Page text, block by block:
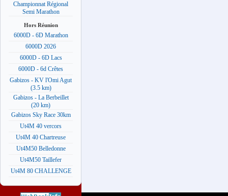
Championnat Régional
Semi Marathon
Hors Réunion
6000D - 6D Marathon
6000D 2026
6000D - 6D Lacs
6000D - 6d Crêtes
Gabizos - KV l'Omi Agut
(3.5 km)
Gabizos - La Berbeillet
(20 km)
Gabizos Sky Race 30km
Ut4M 40 vercors
Ut4M 40 Chartreuse
Ut4M50 Belledonne
Ut4M50 Taillefer
Ut4M 80 CHALLENGE